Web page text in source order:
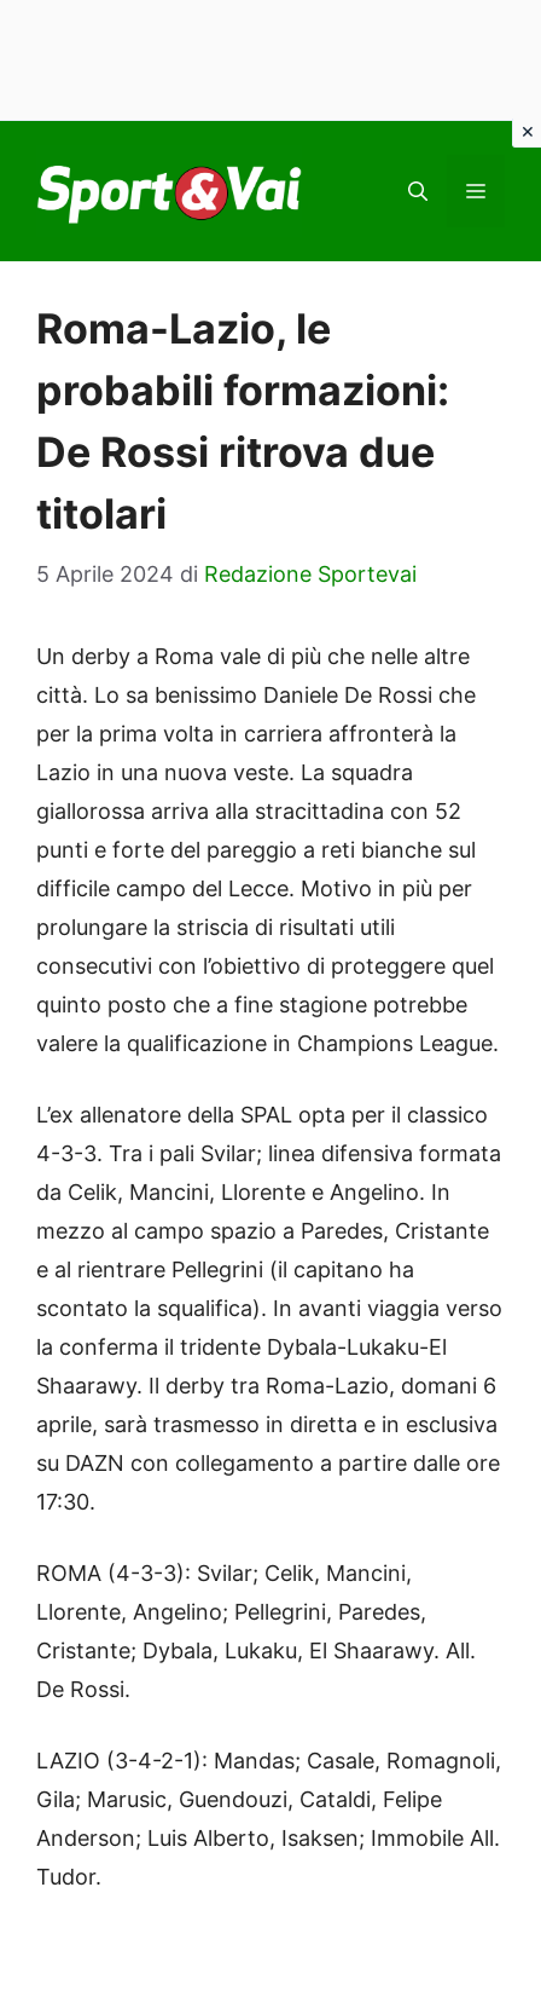
contenuto
Roma-Lazio, le
probabili formazioni:
De Rossi ritrova due
titolari
5 Aprile 2024 di Redazione Sportevai
Un derby a Roma vale di più che nelle altre
città. Lo sa benissimo Daniele De Rossi che
per la prima volta in carriera affronterà la
Lazio in una nuova veste. La squadra
giallorossa arriva alla stracittadina con 52
punti e forte del pareggio a reti bianche sul
difficile campo del Lecce. Motivo in più per
prolungare la striscia di risultati utili
consecutivi con l’obiettivo di proteggere quel
quinto posto che a fine stagione potrebbe
valere la qualificazione in Champions League.
L’ex allenatore della SPAL opta per il classico
4-3-3. Tra i pali Svilar; linea difensiva formata
da Celik, Mancini, Llorente e Angelino. In
mezzo al campo spazio a Paredes, Cristante
e al rientrare Pellegrini (il capitano ha
scontato la squalifica). In avanti viaggia verso
la conferma il tridente Dybala-Lukaku-El
Shaarawy. Il derby tra Roma-Lazio, domani 6
aprile, sarà trasmesso in diretta e in esclusiva
su DAZN con collegamento a partire dalle ore
17:30.
ROMA (4-3-3): Svilar; Celik, Mancini,
Llorente, Angelino; Pellegrini, Paredes,
Cristante; Dybala, Lukaku, El Shaarawy. All.
De Rossi.
LAZIO (3-4-2-1): Mandas; Casale, Romagnoli,
Gila; Marusic, Guendouzi, Cataldi, Felipe
Anderson; Luis Alberto, Isaksen; Immobile All.
Tudor.